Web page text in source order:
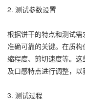
2. 测试参数设置
根据饼干的特点和测试
准确可靠的关键。在质
缩程度、剪切速度等。
及口感特点进行调整，以
3. 测试过程